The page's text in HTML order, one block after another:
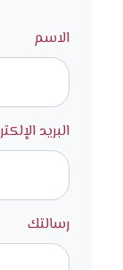
الاسم
البريد
رسالتك